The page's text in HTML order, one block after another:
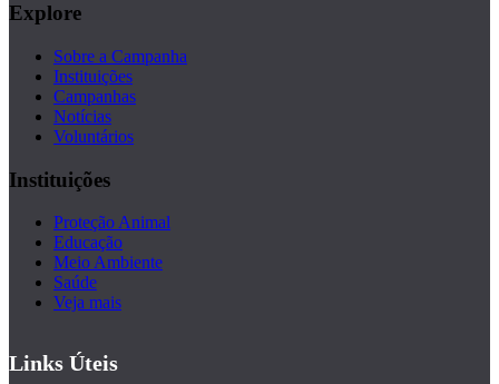
Explore
Sobre a Campanha
Instituições
Campanhas
Notícias
Voluntários
Instituições
Proteção Animal
Educação
Meio Ambiente
Saúde
Veja mais
Links Úteis